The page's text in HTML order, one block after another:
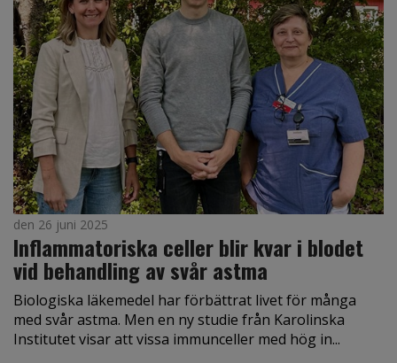
den 26 juni 2025
Inflammatoriska celler blir kvar i blodet
vid behandling av svår astma
Biologiska läkemedel har förbättrat livet för många
med svår astma. Men en ny studie från Karolinska
Institutet visar att vissa immunceller med hög in...